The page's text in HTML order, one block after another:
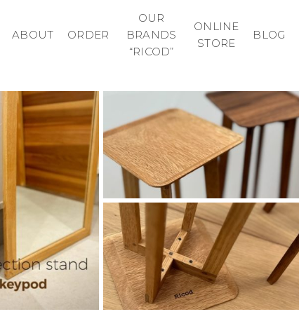
ABOUT ORDER
OUR
BRANDS
“RICOD”
ONLINE
STORE
BLOG